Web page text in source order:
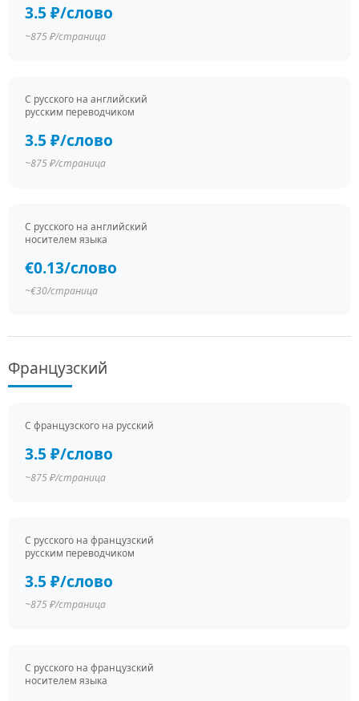
3.5 ₽/слово
~875 ₽/страница
С русского на английский
русским переводчиком
3.5 ₽/слово
~875 ₽/страница
С русского на английский
носителем языка
€0.13/слово
~€30/страница
Французский
С французского на русский
3.5 ₽/слово
~875 ₽/страница
С русского на французский
русским переводчиком
3.5 ₽/слово
~875 ₽/страница
С русского на французский
носителем языка